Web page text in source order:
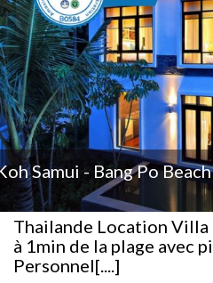
Samui - Bang Po Beach
Thailande Location Villa
à 1min de la plage avec
Personnel[....]